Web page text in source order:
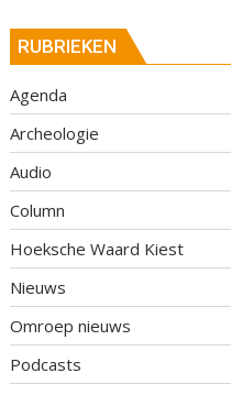
RUBRIEKEN
Agenda
Archeologie
Audio
Column
Hoeksche Waard Kiest
Nieuws
Omroep nieuws
Podcasts